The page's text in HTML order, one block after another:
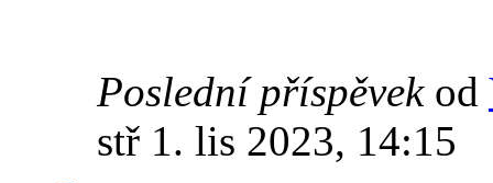
Poslední příspěvekod
stř 1. lis 2023, 14:15